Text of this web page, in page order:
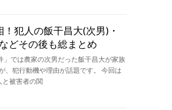
犯人の飯干昌大(次男)・
どその後も総まとめ
」では農家の次男だった飯干昌大が家族
、犯行動機や理由が話題です。 今回は
と被害者の関